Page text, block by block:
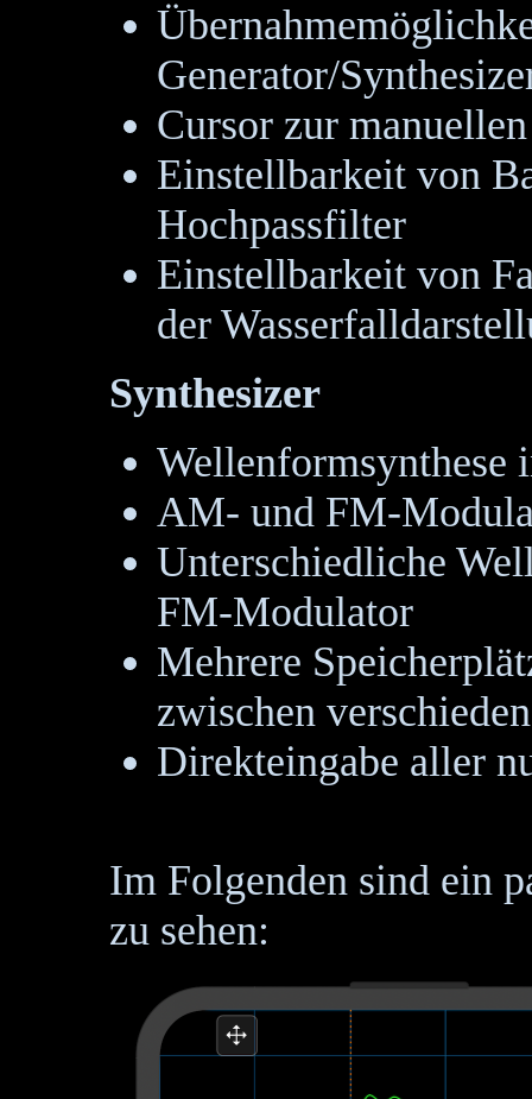
Generator/
Cursor zur
Einstellbarkeit von
Hochpassfilter
Einstellbarkeit von
der
Synthesizer
Wellenformsynthese
AM- und FM-
Unterschiedliche
FM-Modulator
Mehrere
zwischen
Direkteingabe aller
Im Folgenden sind ein
zu sehen: